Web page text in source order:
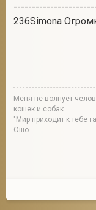
236Simona
Меня не волнует
кошек и собак
"Мир приходит к тебе
Ошо